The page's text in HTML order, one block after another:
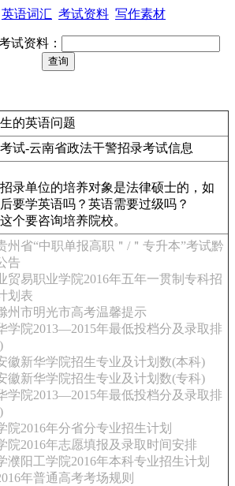
英语词汇 考试资料 写作素材
试资料：
的英语问题
试-云南省政法干警招录考试信息
录单位的培养对象是法律硕士的，如
要学英语吗？英语需要过级吗？
个要咨询培养院校。
州省“中职单报高职＂/＂专升本”考试黔
告
贸易职业学院2016年五年一贯制专科招
划表
州市明光市高考温馨提示
学院2013—2015年最低投档分及录取排
徽新华学院招生专业及计划数(本科)
徽新华学院招生专业及计划数(专科)
学院2013—2015年最低投档分及录取排
院2016年分省分专业招生计划
院2016年志愿填报及录取时间安排
濮阳工学院2016年本科专业招生计划
年普通高考考场规则